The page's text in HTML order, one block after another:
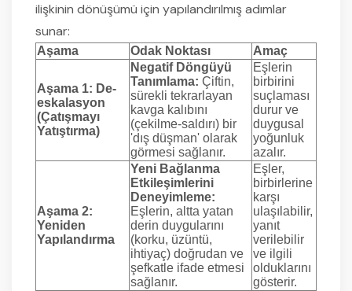
ilişkinin dönüşümü için yapılandırılmış adımlar
sunar:
Aşama Odak Noktası Amaç
Aşama 1: De-
eskalasyon
(Çatışmayı
Yatıştırma)
Negatif Döngüyü
Tanımlama: Çiftin,
sürekli tekrarlayan
kavga kalıbını
(çekilme-saldırı) bir
'dış düşman' olarak
görmesi sağlanır.
Eşlerin
birbirini
suçlaması
durur ve
duygusal
yoğunluk
azalır.
Aşama 2:
Yeniden
Yapılandırma
Yeni Bağlanma
Etkileşimlerini
Deneyimleme:
Eşlerin, altta yatan
derin duygularını
(korku, üzüntü,
ihtiyaç) doğrudan ve
şefkatle ifade etmesi
sağlanır.
Eşler,
birbirlerine
karşı
ulaşılabilir,
yanıt
verilebilir
ve ilgili
olduklarını
gösterir.